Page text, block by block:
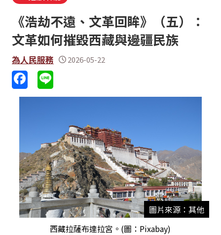
《浩劫不遠、文革回眸》（五）：
文革如何摧毀西藏與邊疆民族
為人民服務 2026-05-22
圖片來源：其他
西藏拉薩布達拉宮。(圖：Pixabay)